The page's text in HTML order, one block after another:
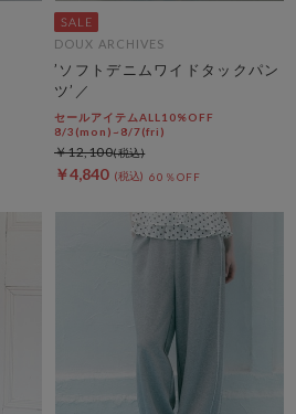
DOUX ARCHIVES
’ソフトデニムワイドタックパン
ツ’／
セールアイテムALL10%OFF
8/3(mon)~8/7(fri)
￥4,840 60％OFF
￥12,100